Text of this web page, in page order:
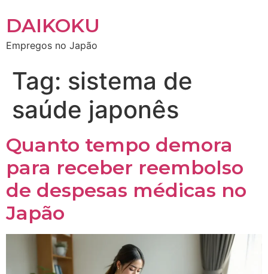
DAIKOKU
Empregos no Japão
Tag: sistema de
saúde japonês
Quanto tempo demora
para receber reembolso
de despesas médicas no
Japão